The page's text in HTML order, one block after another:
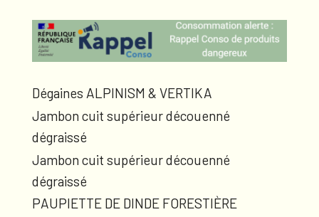
Dégaines ALPINISM & VERTIKA
Jambon cuit supérieur découenné
dégraissé
Jambon cuit supérieur découenné
dégraissé
PAUPIETTE DE DINDE FORESTIÈRE